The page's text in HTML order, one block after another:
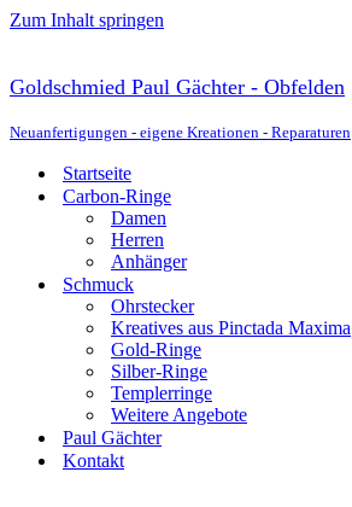
Zum Inhalt springen
Goldschmied Paul Gächter - Obfelden
Neuanfertigungen - eigene Kreationen - Reparaturen
Startseite
Carbon-Ringe
Damen
Herren
Anhänger
Schmuck
Ohrstecker
Kreatives aus Pinctada Maxima
Gold-Ringe
Silber-Ringe
Templerringe
Weitere Angebote
Paul Gächter
Kontakt